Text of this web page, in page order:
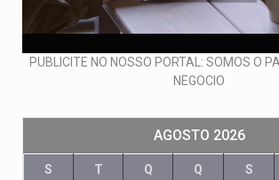
PUBLICITE NO NOSSO PORTAL: SOMOS O
NEGOCIO
AGOSTO 2026
S T Q Q S